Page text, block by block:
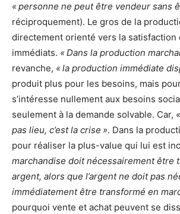
« personne ne peut être vendeur sans
réciproquement). Le gros de la
directement orienté vers la satisfaction
immédiats. « Dans la production
revanche, « la production immédiate
produit plus pour les besoins, mais
s’intéresse nullement aux besoins
seulement à la demande solvable. Car,
pas lieu, c’est la crise ». Dans la
pour réaliser la plus-value qui lui est
marchandise doit nécessairement être
argent, alors que l’argent ne doit pas
immédiatement être transformé en
pourquoi vente et achat peuvent se